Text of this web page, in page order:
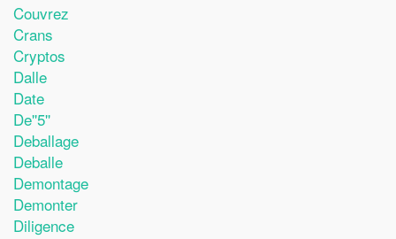
Couvrez
Crans
Cryptos
Dalle
Date
De''5''
Deballage
Deballe
Demontage
Demonter
Diligence